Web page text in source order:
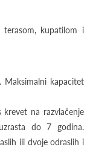
kupatilom i
Maksimalni kapacitet
na razvlačenje
do 7 godina.
ili dvoje odraslih i